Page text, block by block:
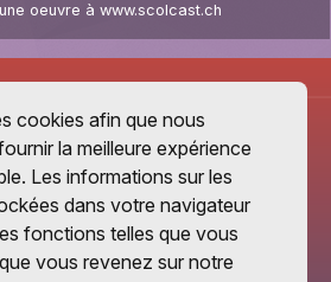
oeuvre à www.scolcast.ch
cookies afin que nous
la meilleure expérience
Les informations sur les
dans votre navigateur
fonctions telles que vous
vous revenez sur notre